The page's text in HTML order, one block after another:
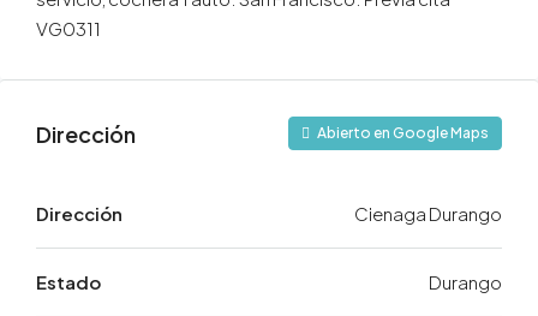
VG0311
Dirección Abierto en Google Maps
Dirección Cienaga Durango
Estado Durango